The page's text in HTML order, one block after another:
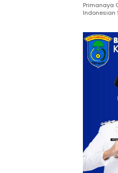
Primanaya
Indonesian